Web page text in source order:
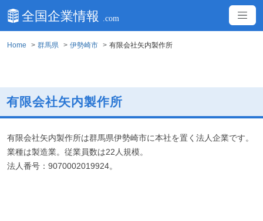
Home 群馬県 伊勢崎市 有限会社矢内製作所
有限会社矢内製作所
有限会社矢内製作所は群馬県伊勢崎市に本社を置く法人企業です。
業種は製造業。従業員数は22人規模。
法人番号：9070002019924。